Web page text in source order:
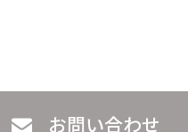
お問い合わせ